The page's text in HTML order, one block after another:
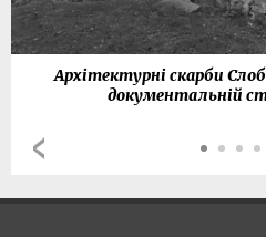
Архітектурні скарби
документальній